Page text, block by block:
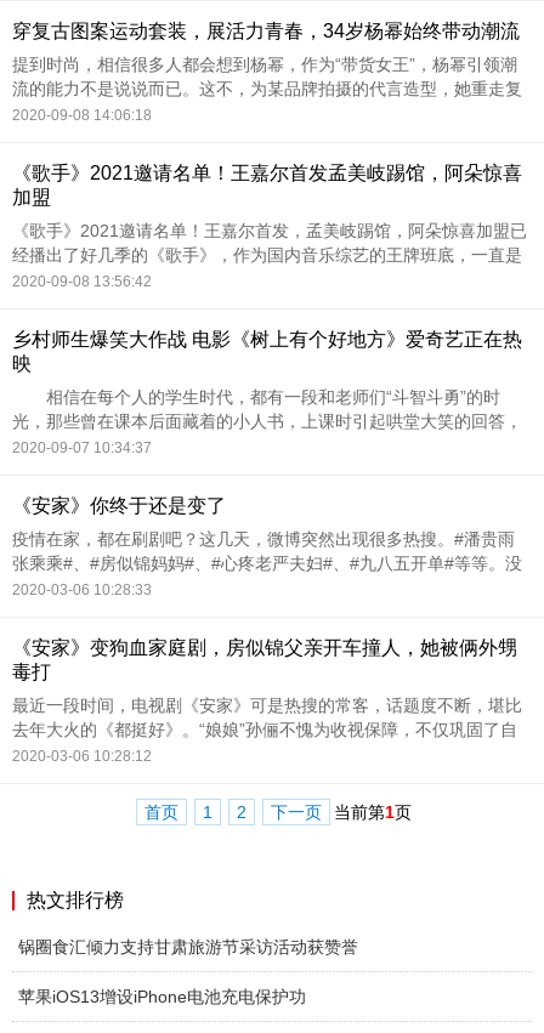
穿复古图案运动套装，展活力青春，34岁杨幂始终带动潮流
提到时尚，相信很多人都会想到杨幂，作为“带货女王”，杨幂引领潮
流的能力不是说说而已。这不，为某品牌拍摄的代言造型，她重走复
古风，一袭复古图案造型尽显青春活力，即使已经34岁，但无论是身
2020-09-08 14:06:18
《歌手》2021邀请名单！王嘉尔首发孟美岐踢馆，阿朵惊喜
加盟
《歌手》2021邀请名单！王嘉尔首发，孟美岐踢馆，阿朵惊喜加盟已
经播出了好几季的《歌手》，作为国内音乐综艺的王牌班底，一直是
许多歌手向往的舞台。继去年《歌手当打之年》华晨宇拿到歌王，周
2020-09-08 13:56:42
乡村师生爆笑大作战 电影《树上有个好地方》爱奇艺正在热
映
相信在每个人的学生时代，都有一段和老师们“斗智斗勇”的时
光，那些曾在课本后面藏着的小人书，上课时引起哄堂大笑的回答，
被罚站时偷偷望向的窗外，共同组成了我们最美好的童年回忆。日
2020-09-07 10:34:37
《安家》你终于还是变了
疫情在家，都在刷剧吧？这几天，微博突然出现很多热搜。#潘贵雨
张乘乘#、#房似锦妈妈#、#心疼老严夫妇#、#九八五开单#等等。没
错，安家来得相当高调，相信很多人都在看。阵容强大——主演：孙
2020-03-06 10:28:33
《安家》变狗血家庭剧，房似锦父亲开车撞人，她被俩外甥
毒打
最近一段时间，电视剧《安家》可是热搜的常客，话题度不断，堪比
去年大火的《都挺好》。“娘娘”孙俪不愧为收视保障，不仅巩固了自
己在圈内的地位，而且还成功带火一众配角，当真是厉害。《安家》
2020-03-06 10:28:12
首页 1 2 下一页 当前第1页
热文排行榜
锅圈食汇倾力支持甘肃旅游节采访活动获赞誉
苹果iOS13增设iPhone电池充电保护功